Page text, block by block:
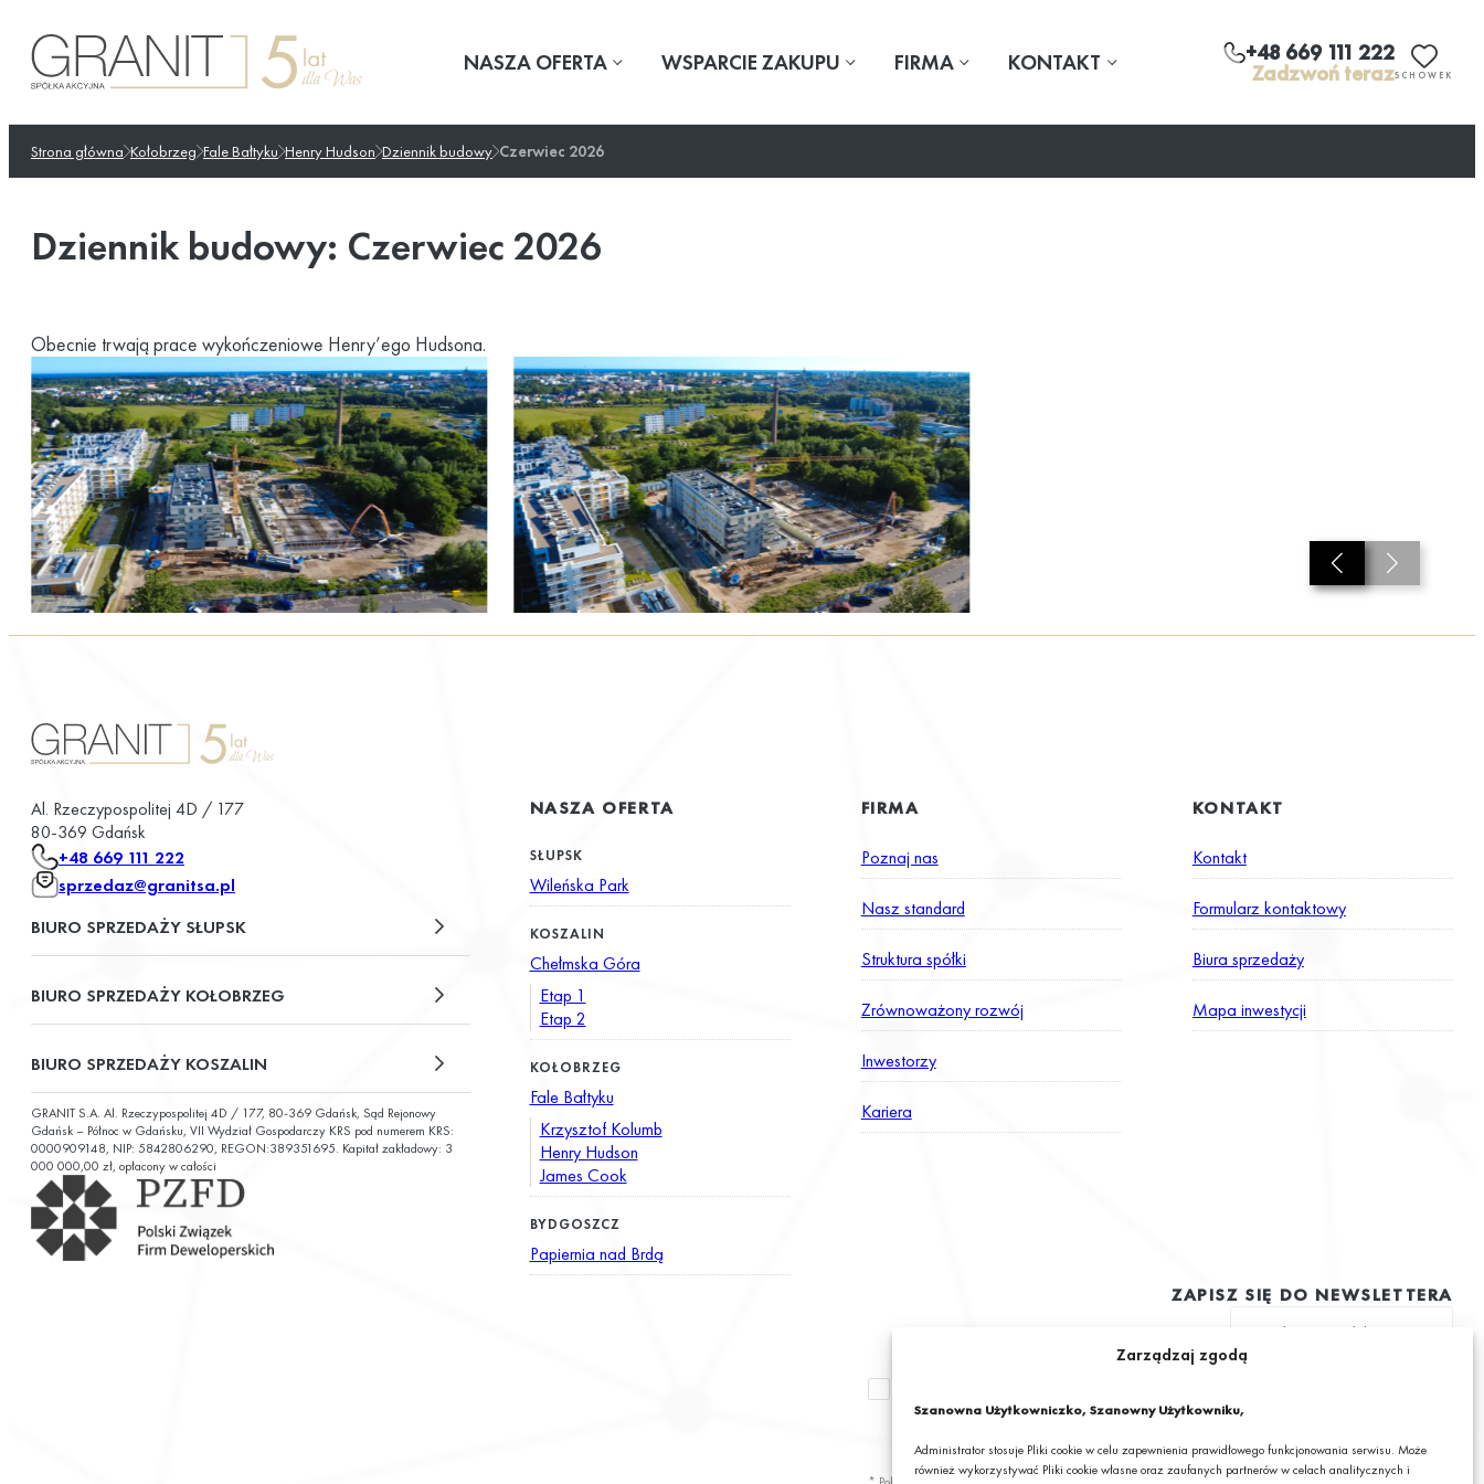
Zarządzaj zgodą
Szanowna Użytkowniczko, Szanowny Użytkowniku,
Administrator stosuje Pliki cookie w celu zapewnienia prawidłowego funkcjonowania serwisu. Może
również wykorzystywać Pliki cookie własne oraz zaufanych partnerów w celach analitycznych i
treści
NASZA OFERTA WSPARCIE ZAKUPU FIRMA KONTAKT +48 669 111 222
Zadzwoń terazSCHOWEK
Strona główna Kołobrzeg Fale Bałtyku Henry Hudson Dziennik budowy Czerwiec 2026
Dziennik budowy: Czerwiec 2026
Obecnie trwają prace wykończeniowe Henry’ego Hudsona.
Al. Rzeczypospolitej 4D / 177
80-369 Gdańsk
+48 669 111 222
sprzedaz@granitsa.pl
BIURO SPRZEDAŻY SŁUPSK
plac Władysława Broniewskiego 13/u2
BIURO SPRZEDAŻY KOŁOBRZEG
ul. Św. Wojciecha 6
BIURO SPRZEDAŻY KOSZALIN
ul. Chałubińskiego 9
GRANIT S.A. Al. Rzeczypospolitej 4D / 177, 80-369 Gdańsk, Sąd Rejonowy
Gdańsk – Północ w Gdańsku, VII Wydział Gospodarczy KRS pod numerem KRS:
0000909148, NIP: 5842806290, REGON:389351695. Kapitał zakładowy: 3
000 000,00 zł, opłacony w całości
NASZA OFERTA
SŁUPSK
Wileńska Park
KOSZALIN
Chełmska Góra
Etap 1
Etap 2
KOŁOBRZEG
Fale Bałtyku
Krzysztof Kolumb
Henry Hudson
James Cook
BYDGOSZCZ
Papiernia nad Brdą
FIRMA
Poznaj nas
Nasz standard
Struktura spółki
Zrównoważony rozwój
Inwestorzy
Kariera
KONTAKT
Kontakt
Formularz kontaktowy
Biura sprzedaży
Mapa inwestycji
ZAPISZ SIĘ DO NEWSLETTERA
newslettera z informacjami o ciekawych promocjach, produktach lub usługach GRANIT